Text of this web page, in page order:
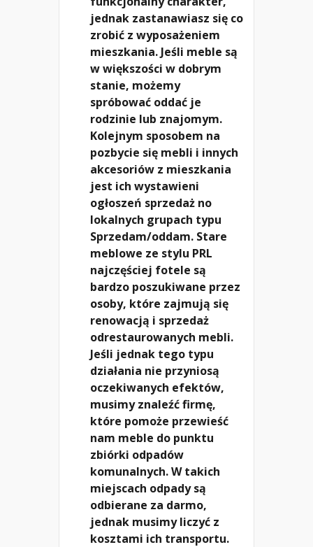
jednak zastanawiasz się co
zrobić z wyposażeniem
mieszkania. Jeśli meble są
w większości w dobrym
stanie, możemy
spróbować oddać je
rodzinie lub znajomym.
Kolejnym sposobem na
pozbycie się mebli i innych
akcesoriów z mieszkania
jest ich wystawieni
ogłoszeń sprzedaż no
lokalnych grupach typu
Sprzedam/oddam. Stare
meblowe ze stylu PRL
najczęściej fotele są
bardzo poszukiwane przez
osoby, które zajmują się
renowacją i sprzedaż
odrestaurowanych mebli.
Jeśli jednak tego typu
działania nie przyniosą
oczekiwanych efektów,
musimy znaleźć firmę,
które pomoże przewieść
nam meble do punktu
zbiórki odpadów
komunalnych. W takich
miejscach odpady są
odbierane za darmo,
jednak musimy liczyć z
kosztami ich transportu.